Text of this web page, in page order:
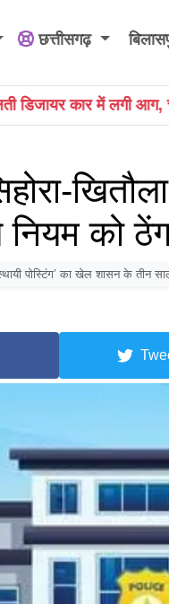
छत्तीसगढ़
चालक समेत दो ने कूदकर
को
पोस्टिंग’ का खेल शासन के तीन